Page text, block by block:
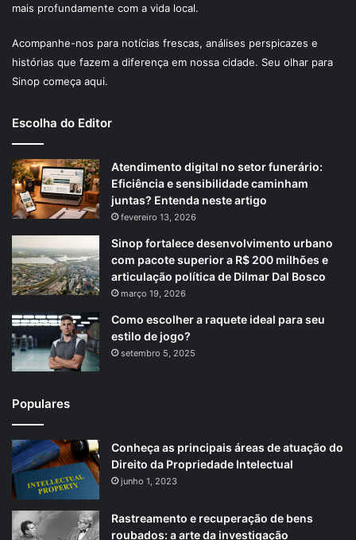
mais profundamente com a vida local.
Acompanhe-nos para notícias frescas, análises perspicazes e
histórias que fazem a diferença em nossa cidade. Seu olhar para
Sinop começa aqui.
Escolha do Editor
Atendimento digital no setor funerário:
Eficiência e sensibilidade caminham
juntas? Entenda neste artigo
fevereiro 13, 2026
Sinop fortalece desenvolvimento urbano
com pacote superior a R$ 200 milhões e
articulação política de Dilmar Dal Bosco
março 19, 2026
Como escolher a raquete ideal para seu
estilo de jogo?
setembro 5, 2025
Populares
Conheça as principais áreas de atuação do
Direito da Propriedade Intelectual
junho 1, 2023
Rastreamento e recuperação de bens
roubados: a arte da investigação